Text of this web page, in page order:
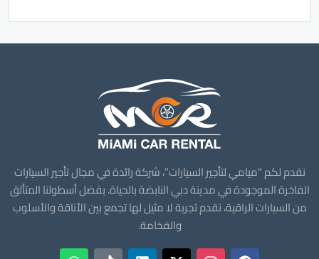
نقدم لكم “ميامي لتأجير السيارات”، شركة رائدة في مجال تأجير السيارات
الفاخرة الموجودة في مدينة دبي النابضة بالحياة. بفضل أسطولنا المتألق
من السيارات الراقية، نقدم تجربة لا مثيل لها تجمع بين الأناقة والأسلوب
والفخامة.